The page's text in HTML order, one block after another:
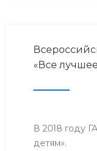
«Все
В 2018 году
детям».